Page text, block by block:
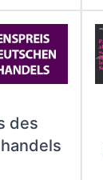
des